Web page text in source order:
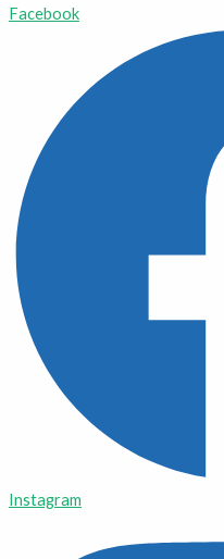
Facebook
Instagram